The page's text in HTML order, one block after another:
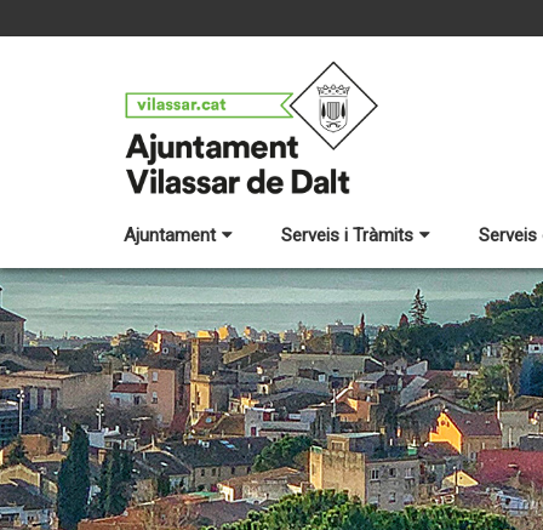
Ajuntament Serveis i Tràmits